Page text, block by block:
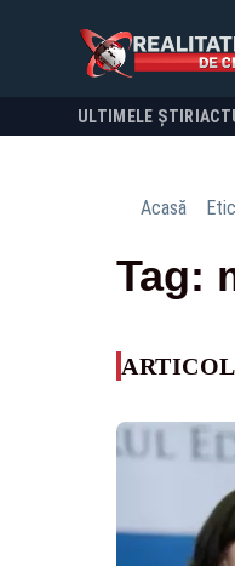
ULTIMELE ȘTIRI
Acasă
Tag: